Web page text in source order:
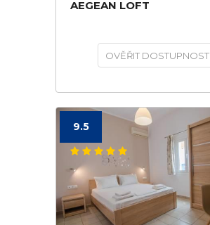
AEGEAN LOFT
OVĚŘIT DOSTUPNOST
9.5